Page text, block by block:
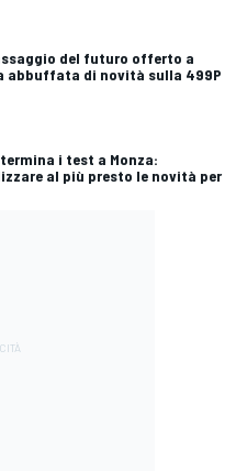
del futuro offerto a
abbuffata di novità sulla 499P
termina i test a Monza:
al più presto le novità per